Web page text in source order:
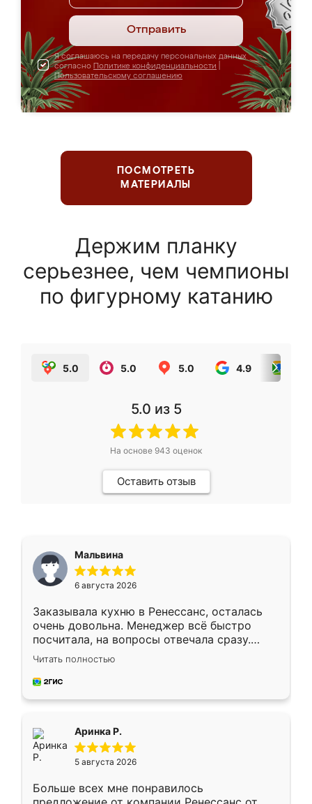
Отправить
Я соглашаюсь на передачу персональных данных
согласно Политике конфиденциальности
Пользовательскому соглашению
ПОСМОТРЕТЬ
МАТЕРИАЛЫ
Держим планку
серьезнее, чем чемпионы
по фигурному катанию
5.0 5.0 5.0 4.9
5.0 из 5
На основе 943 оценок
Оставить отзыв
Мальвина
6 августа 2026
Заказывала кухню в Ренессанс, осталась
очень довольна. Менеджер всё быстро
посчитала, на вопросы отвечала сразу.
Замерщик приехал в субботу, подошёл к
делу со всей ответственностью. Собрали
за день, ребята работали аккуратно, даже
Читать полностью
Аринка Р.
5 августа 2026
Больше всех мне понравилось